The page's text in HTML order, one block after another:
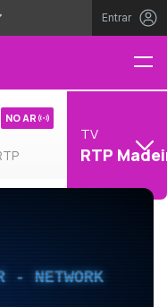
Entrar
NO AR
TV
RTP
- NETWORK